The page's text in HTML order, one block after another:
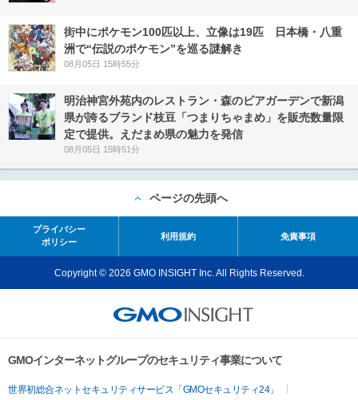
街中にポケモン100匹以上、立像は19匹 日本橋・八重
洲で“伝説のポケモン”を巡る謎解き
08月05日 15時55分
明治神宮外苑内のレストラン・森のビアガーデンで新潟
県が誇るブランド枝豆「つまりちゃまめ」を販売数量限
定で提供。えだまめ県の魅力を発信
08月05日 15時51分
ページの先頭へ
プライバシー
ポリシー
利用規約 免責事項
Copyright © 2026 GMO INSIGHT Inc. All Rights Reserved.
GMOインターネットグループのセキュリティ事業について
世界初総合ネットセキュリティサービス「GMOセキュリティ24」